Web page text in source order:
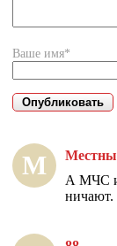
Ваше имя*
М
А МЧС и
ничают.